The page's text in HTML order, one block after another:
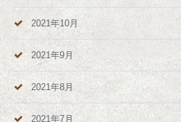
2021年10月
2021年9月
2021年8月
2021年7月